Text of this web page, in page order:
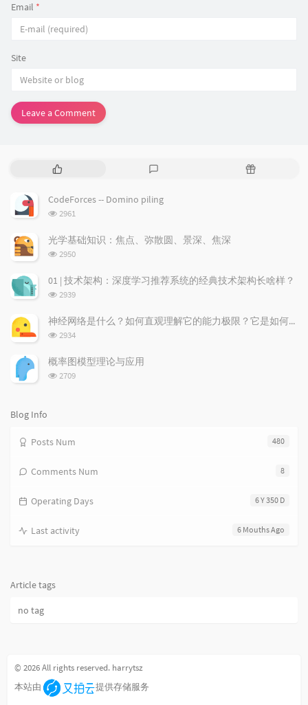
Email *
Site
Leave a Comment
P
p
u
a
r
r
t
c
l
s
e
t
m
n
R
t
l
CodeForces -- Domino piling
浏
次
数:
2961
光学基础知识：焦点、弥散圆、景深、焦深
浏
次
数:
2950
01 | 技术架构：深度学习推荐系统的经典技术架构长啥样？
浏
次
数:
2939
神经网络是什么？如何直观理解它的能力极限？它是如何无限逼近真理？
浏
次
数:
2934
概率图模型理论与应用
浏
2709
Blog Info
480
Posts Num
8
Comments Num
6 Y 350 D
Operating Days
6 Mouths Ago
Last activity
Article tags
no tag
© 2026 All rights reserved. harrytsz
本站由
提供存储服务